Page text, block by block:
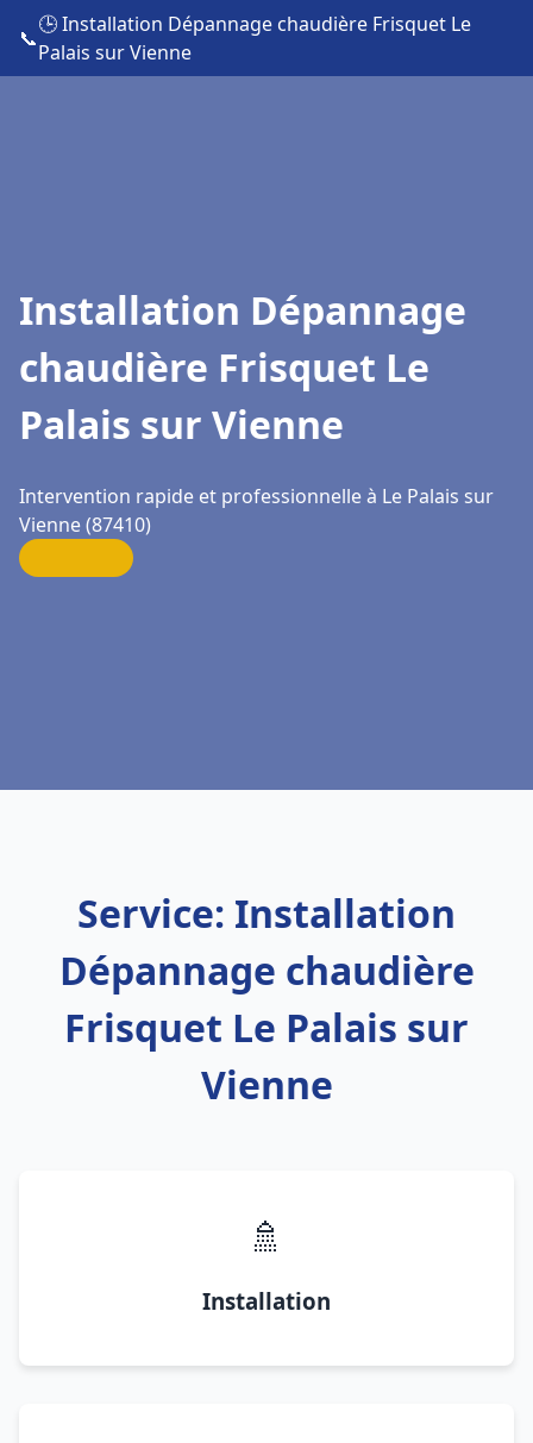
📞
🕒 Installation Dépannage chaudière Frisquet Le
Palais sur Vienne
Installation Dépannage
chaudière Frisquet Le
Palais sur Vienne
Intervention rapide et professionnelle à Le Palais sur
Vienne (87410)
Service: Installation
Dépannage chaudière
Frisquet Le Palais sur
Vienne
🚿
Installation